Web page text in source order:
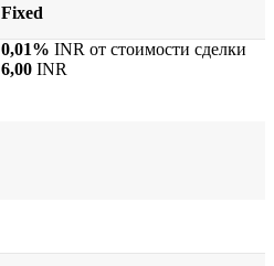
Fixed
0,01% INR от стоимости сделки
6,00 INR